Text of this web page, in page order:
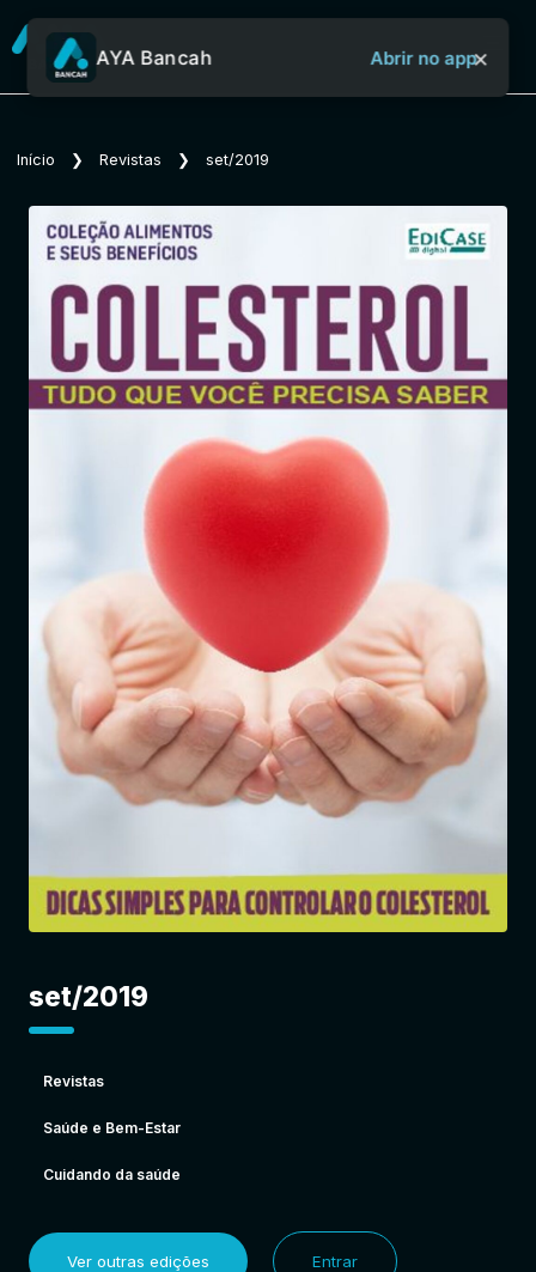
Sobre o Aya Bancah
Revistas
Entrar
AYA Bancah Abrir no app×
Início ❯ Revistas ❯ set/2019
set/2019
Revistas
Saúde e Bem-Estar
Cuidando da saúde
Ver outras edições Entrar